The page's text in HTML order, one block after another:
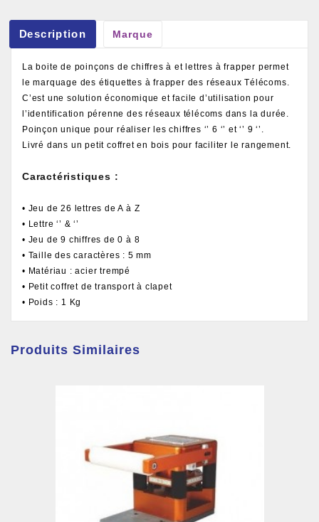
Description Marque
La boite de poinçons de chiffres à et lettres à frapper permet
le marquage des étiquettes à frapper des réseaux Télécoms.
C’est une solution économique et facile d’utilisation pour
l’identification pérenne des réseaux télécoms dans la durée.
Poinçon unique pour réaliser les chiffres ‘’ 6 ‘’ et ‘’ 9 ‘’.
Livré dans un petit coffret en bois pour faciliter le rangement.
Caractéristiques :
• Jeu de 26 lettres de A à Z
• Lettre ‘’ & ‘’
• Jeu de 9 chiffres de 0 à 8
• Taille des caractères : 5 mm
• Matériau : acier trempé
• Petit coffret de transport à clapet
• Poids : 1 Kg
Produits Similaires